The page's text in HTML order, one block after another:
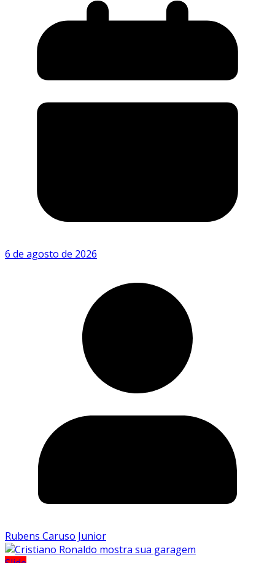
6 de agosto de 2026
Rubens Caruso Junior